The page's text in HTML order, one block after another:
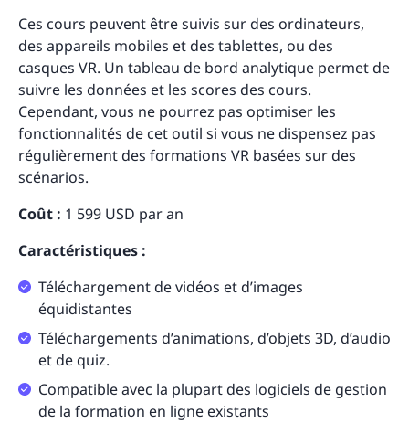
Ces cours peuvent être suivis sur des ordinateurs,
des appareils mobiles et des tablettes, ou des
casques VR. Un tableau de bord analytique permet de
suivre les données et les scores des cours.
Cependant, vous ne pourrez pas optimiser les
fonctionnalités de cet outil si vous ne dispensez pas
régulièrement des formations VR basées sur des
scénarios.
Coût : 1 599 USD par an
Caractéristiques :
Téléchargement de vidéos et d’images
équidistantes
Téléchargements d’animations, d’objets 3D, d’audio
et de quiz.
Compatible avec la plupart des logiciels de gestion
de la formation en ligne existants